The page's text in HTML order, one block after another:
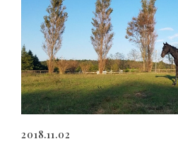
2018.11.02